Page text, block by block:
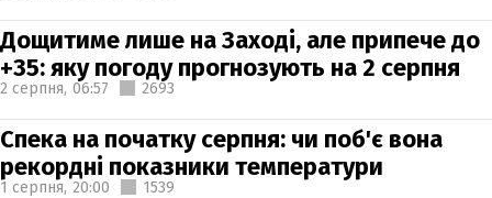
Дощитиме лише на Заході, але припече до
+35: яку погоду прогнозують на 2 серпня
2 серпня, 06:57 2693
Спека на початку серпня: чи поб'є вона
рекордні показники температури
1 серпня, 20:00 1539